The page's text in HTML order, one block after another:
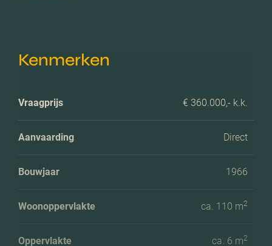
Kenmerken
Vraagprijs € 360.000,- k.k.
Aanvaarding Direct
Bouwjaar 1966
Woonoppervlakte ca. 110 m2
Oppervlakte ca. 6 m2